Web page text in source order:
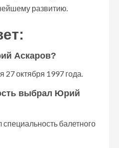
развитию.
Аскаров?
октября 1997 года.
выбрал Юрий
балетного